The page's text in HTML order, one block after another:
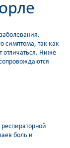
симптома, так как
отличаться. Ниже
боль и